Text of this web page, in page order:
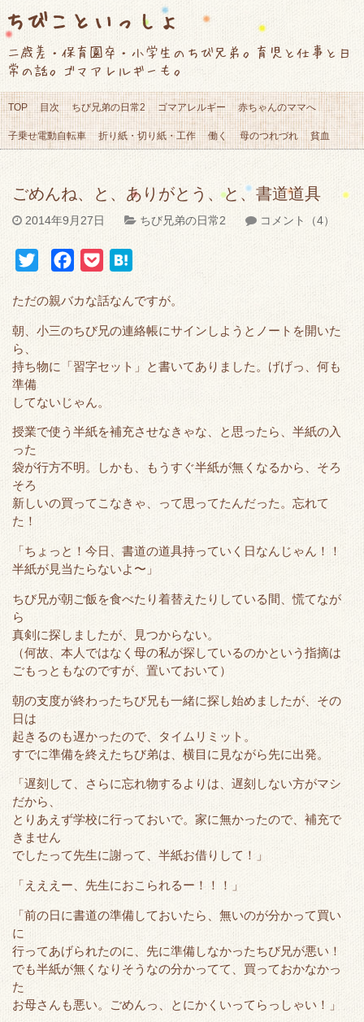
ちびこといっしょ
二歳差・保育園卒・小学生のちび兄弟。育児と仕事と日
常の話。ゴマアレルギーも。
TOP 目次 ちび兄弟の日常2 ゴマアレルギー 赤ちゃんのママへ
子乗せ電動自転車 折り紙・切り紙・工作 働く 母のつれづれ 貧血
ごめんね、と、ありがとう、と、書道道具
2014年9月27日 ちび兄弟の日常2 コメント（4）
i
t
e
r
c
e
o
o
c
k
t
t
e
a
ただの親バカな話なんですが。
朝、小三のちび兄の連絡帳にサインしようとノートを開いた
ら、
持ち物に「習字セット」と書いてありました。げげっ、何も
準備
してないじゃん。
授業で使う半紙を補充させなきゃな、と思ったら、半紙の入
った
袋が行方不明。しかも、もうすぐ半紙が無くなるから、そろ
そろ
新しいの買ってこなきゃ、って思ってたんだった。忘れて
た！
「ちょっと！今日、書道の道具持っていく日なんじゃん！！
半紙が見当たらないよ〜」
ちび兄が朝ご飯を食べたり着替えたりしている間、慌てなが
ら
真剣に探しましたが、見つからない。
（何故、本人ではなく母の私が探しているのかという指摘は
ごもっともなのですが、置いておいて）
朝の支度が終わったちび兄も一緒に探し始めましたが、その
日は
起きるのも遅かったので、タイムリミット。
すでに準備を終えたちび弟は、横目に見ながら先に出発。
「遅刻して、さらに忘れ物するよりは、遅刻しない方がマシ
だから、
とりあえず学校に行っておいで。家に無かったので、補充で
きません
でしたって先生に謝って、半紙お借りして！」
「えええー、先生におこられるー！！！」
「前の日に書道の準備しておいたら、無いのが分かって買い
に
行ってあげられたのに、先に準備しなかったちび兄が悪い！
でも半紙が無くなりそうなの分かってて、買っておかなかっ
た
お母さんも悪い。ごめんっ、とにかくいってらっしゃい！」